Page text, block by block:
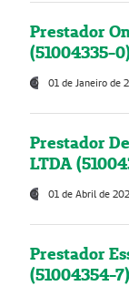
Prestador
(51004335-
01 de Janeiro de
Prestador
LTDA
01 de Abril de
Prestador
(51004354-7)